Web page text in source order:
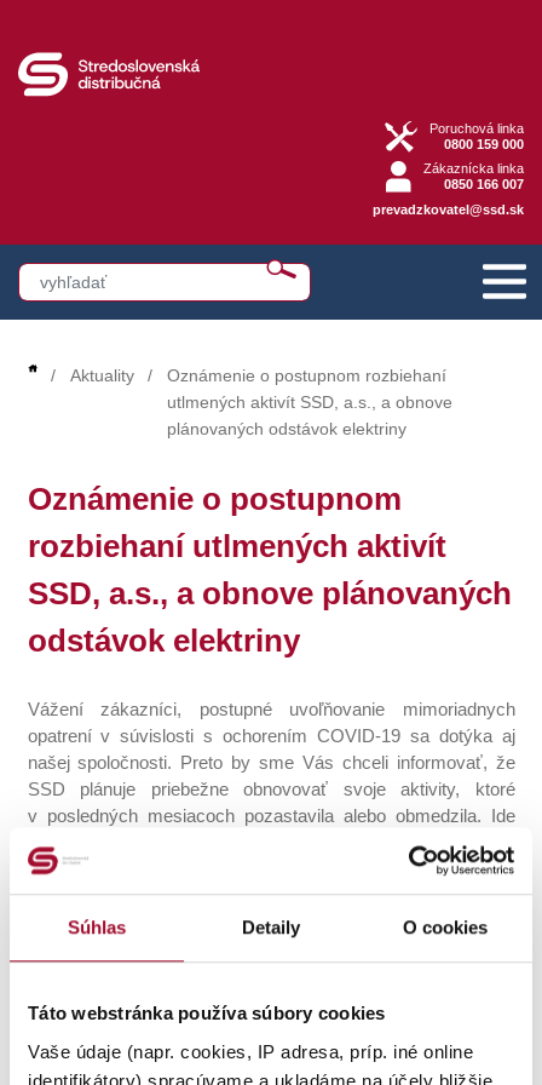
Súhlas Detaily O cookies
Táto webstránka používa súbory cookies
Vaše údaje (napr. cookies, IP adresa, príp. iné online
identifikátory) spracúvame a ukladáme na účely bližšie
Poruchová linka
0800 159 000
Zákaznícka linka
0850 166 007
prevadzkovatel@ssd.sk
Aktuality
Oznámenie o postupnom rozbiehaní
utlmených aktivít SSD, a.s., a obnove
plánovaných odstávok elektriny
Oznámenie o postupnom
rozbiehaní utlmených aktivít
SSD, a.s., a obnove plánovaných
odstávok elektriny
Vážení zákazníci, postupné uvoľňovanie mimoriadnych
opatrení v súvislosti s ochorením COVID-19 sa dotýka aj
našej spoločnosti. Preto by sme Vás chceli informovať, že
SSD plánuje priebežne obnovovať svoje aktivity, ktoré
v posledných mesiacoch pozastavila alebo obmedzila. Ide
najmä o údržbu energetických zariadení a investičné akcie.
S tým neoddeliteľne súvisí aj obnovenie plánovaných
odstávok elektriny.
Od vyhlásenia krízovej situácie začiatkom marca sa naša
a citlivo reagovala na fakt, že sa väčšina z nás zdržiavala vo
svojich domácnostiach. Preto sme na takmer tri mesiace
zrušili všetky rozsiahle a časovo náročné plánované